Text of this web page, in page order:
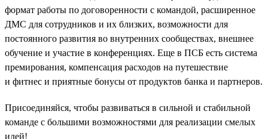
формат работы по договоренности с командой, расширенное
ДМС для сотрудников и их близких, возможности для
постоянного развития во внутренних сообществах, внешнее
обучение и участие в конференциях. Еще в ПСБ есть система
премирования, компенсация расходов на путешествие
и фитнес и приятные бонусы от продуктов банка и партнеров.
Присоединяйся, чтобы развиваться в сильной и стабильной
команде с большими возможностями для реализации смелых
идей!